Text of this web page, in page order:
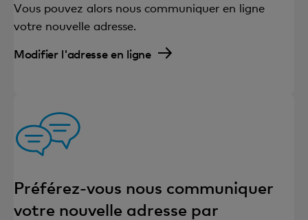
Vous pouvez alors nous communiquer en ligne
votre nouvelle adresse.
Modifier l'adresse en ligne
Préférez-vous nous communiquer
votre nouvelle adresse par